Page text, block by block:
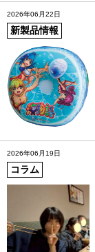
2026年06月22日
新製品情報
2026年06月19日
コラム